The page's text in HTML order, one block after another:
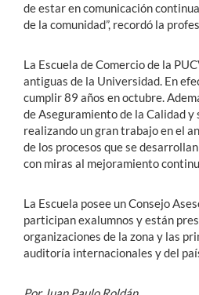
de estar en comunicación
de la comunidad”, recordó la
La Escuela de Comercio de la
antiguas de la Universidad. En
cumplir 89 años en octubre.
de Aseguramiento de la Calidad
realizando un gran trabajo en el
de los procesos que se
con miras al mejoramiento
La Escuela posee un Consejo
participan exalumnos y están
organizaciones de la zona y las
auditoría internacionales y del